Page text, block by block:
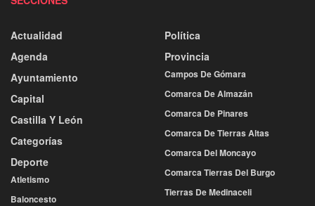
Actualidad
Agenda
Ayuntamiento
Capital
Castilla Y León
Categorías
Deporte
Atletismo
Baloncesto
Política
Provincia
Campos De Gómara
Comarca De Almazán
Comarca De Pinares
Comarca De Tierras Altas
Comarca Del Moncayo
Comarca Tierras Del Burgo
Tierras De Medinaceli